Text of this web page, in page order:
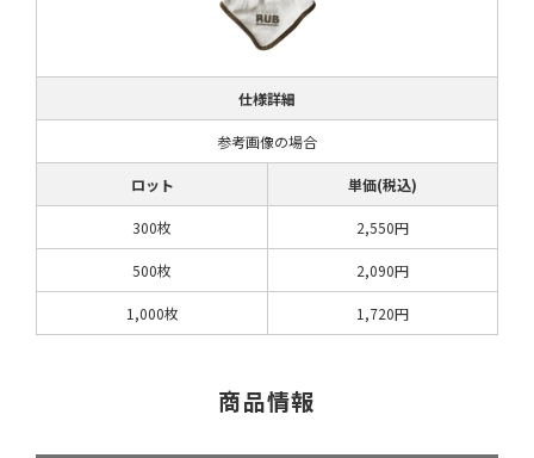
仕様詳細
参考画像の場合
ロット 単価(税込)
300枚 2,550円
500枚 2,090円
1,000枚 1,720円
商品情報